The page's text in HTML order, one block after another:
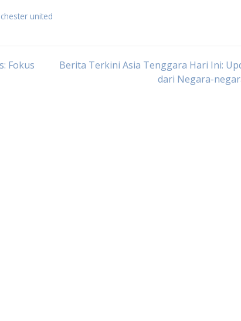
united
Fokus
Berita Terkini Asia Tenggara Hari Ini:
dari Negara-